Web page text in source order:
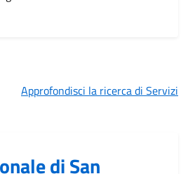
Approfondisci la ricerca di Servizi
di San